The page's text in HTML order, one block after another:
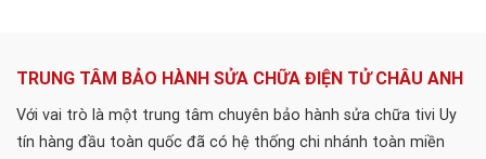
TRUNG TÂM BẢO HÀNH SỬA CHỮA ĐIỆN TỬ CHÂU ANH
Với vai trò là một trung tâm chuyên bảo hành sửa chữa tivi Uy
tín hàng đầu toàn quốc đã có hệ thống chi nhánh toàn miền